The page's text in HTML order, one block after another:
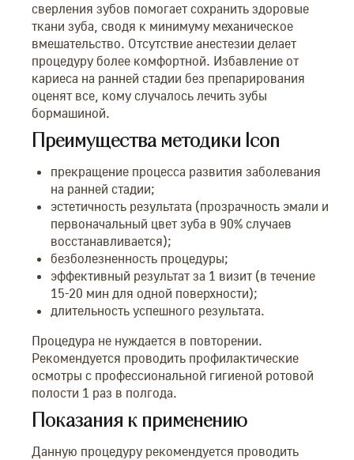
сверления зубов помогает сохранить здоровые
ткани зуба, сводя к минимуму механическое
вмешательство. Отсутствие анестезии делает
процедуру более комфортной. Избавление от
кариеса на ранней стадии без препарирования
оценят все, кому случалось лечить зубы
бормашиной.
Преимущества методики Icon
прекращение процесса развития заболевания
на ранней стадии;
эстетичность результата (прозрачность эмали и
первоначальный цвет зуба в 90% случаев
восстанавливается);
безболезненность процедуры;
эффективный результат за 1 визит (в течение
15-20 мин для одной поверхности);
длительность успешного результата.
Процедура не нуждается в повторении.
Рекомендуется проводить профилактические
осмотры с профессиональной гигиеной ротовой
полости 1 раз в полгода.
Показания к применению
Данную процедуру рекомендуется проводить